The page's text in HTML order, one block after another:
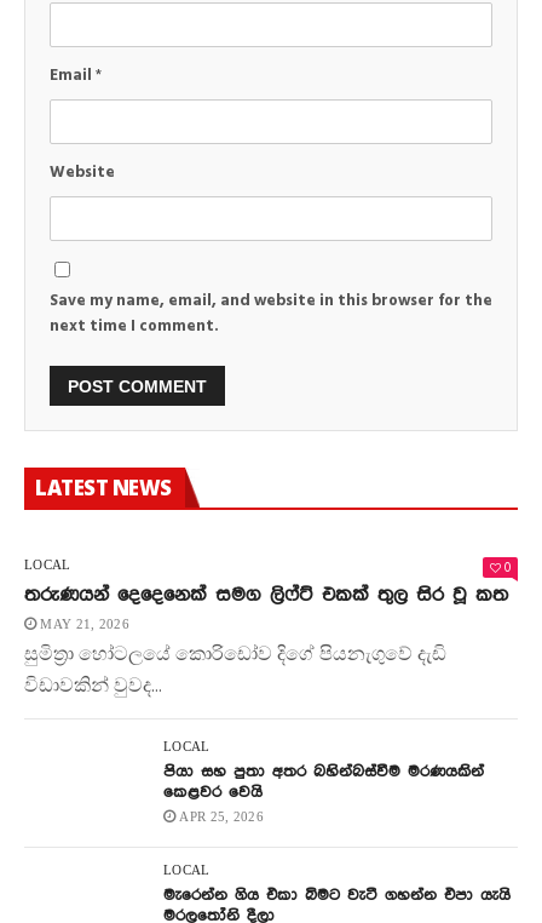
Email*
Website
Save my name, email, and website in this browser for the
next time I comment.
LATEST NEWS
LOCAL 0
තරුණයන් දෙදෙනෙක් සමග ලිෆ්ට් එකක් තුල සිර වූ කත
MAY 21, 2026
සුමිත්‍රා හෝටලයේ කොරිඩෝව දිගේ පියනැගුවේ දැඩි
විඩාවකින් වුවද...
LOCAL
පියා සහ පුතා අතර බහින්බස්වීම මරණයකින්
කෙළවර වෙයි
APR 25, 2026
LOCAL
මැරෙන්න ගිය එකා බිමට වැටී ගහන්න එපා යැයි
මරලතෝනි දීලා